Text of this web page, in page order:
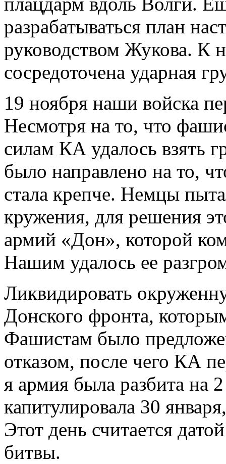
разрабатываться план
руководством Жукова. К
сосредоточена ударная
19 ноября наши войска
Несмотря на то, что
силам КА удалось взять
было направлено на то,
стала крепче. Немцы
кружения, для решения
армий «Дон», которой
Нашим удалось ее
Ликвидировать
Донского фронта,
Фашистам было
отказом, после чего КА
я армия была разбита на
капитулировала 30
Этот день считается
битвы.